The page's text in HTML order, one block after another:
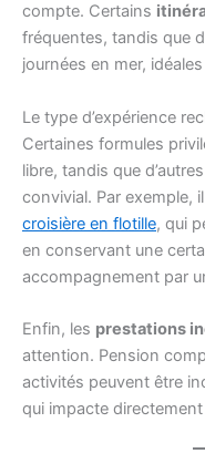
compte. Certains
fréquentes, tandis que
journées en mer,
Le type d’expérience
Certaines formules
libre, tandis que
convivial. Par exemple,
croisière en flotille, qui
en conservant une
accompagnement par
Enfin, les prestations
attention. Pension
activités peuvent être
qui impacte